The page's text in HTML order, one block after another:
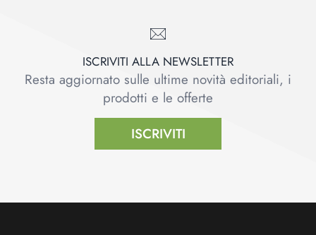
ISCRIVITI ALLA NEWSLETTER
Resta aggiornato sulle ultime novità editoriali, i
prodotti e le offerte
ISCRIVITI